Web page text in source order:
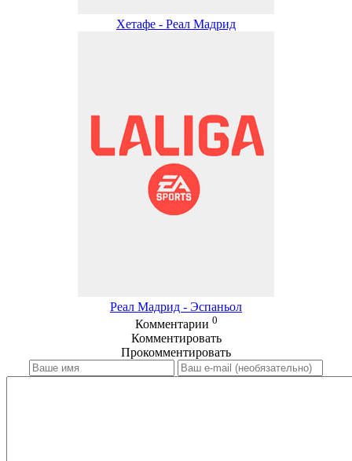
Хетафе - Реал Мадрид
Реал Мадрид - Эспаньол
Комментарии 0
Комментировать
Прокомментировать